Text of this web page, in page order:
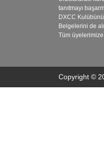
tanıtmayı
DXCC
Belgelerini de
Tüm
Copyright ©